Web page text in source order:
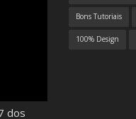
dos
Bons Tutoriais
100% Design